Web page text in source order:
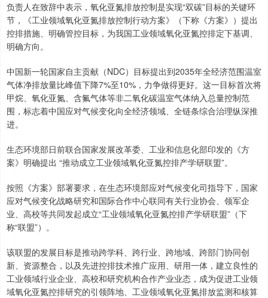
负责人在致辞中表示，氧化亚氮排放控制是实现“双碳”目标的关键环
节，《工业领域氧化亚氮排放控制行动方案》（下称《方案》）提出
控排措施、明确管控目标，为我国工业领域氧化亚氮控排定下基调、
明确方向。
中国新一轮国家自主贡献（NDC）目标提出到2035年全经济范围温室
气体净排放量比峰值下降7%至10%，力争做得更好。这一目标首次将
甲烷、氧化亚氮、含氟气体等非二氧化碳温室气体纳入总量控制范
围，标志着中国应对气候变化向全经济领域、全链条综合治理纵深推
进。
生态环境部日前联合国家发展改革委、工业和信息化部印发的《方
案》明确提出 “推动成立工业领域氧化亚氮控排产学研联盟”。
按照《方案》部署要求，在生态环境部应对气候变化司指导下，国家
应对气候变化战略研究和国际合作中心联同有关行业协会、领军企
业、高校等共同发起成立“工业领域氧化亚氮控排产学研联盟”（下
称“联盟”）。
该联盟的发展目标是推动跨学科、跨行业、跨地域、跨部门协同创
新、资源整合，以及先进控排技术推广应用、研用一体，建立良性的
工业领域行业企业、高校和研究机构合作产业业态，成为促进工业领
域氧化亚氮控排研究的引领阵地、工业领域氧化亚氮排放监测和核算